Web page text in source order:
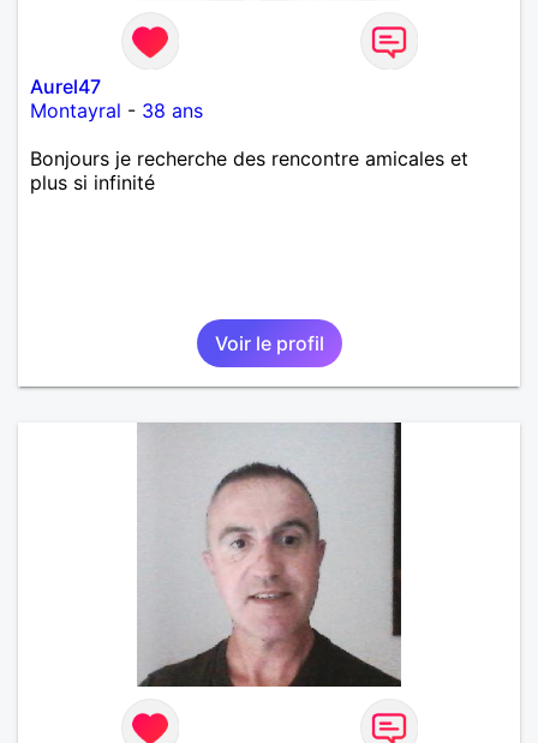
Aurel47
Montayral - 38 ans
Bonjours je recherche des rencontre amicales et
plus si infinité
Voir le profil